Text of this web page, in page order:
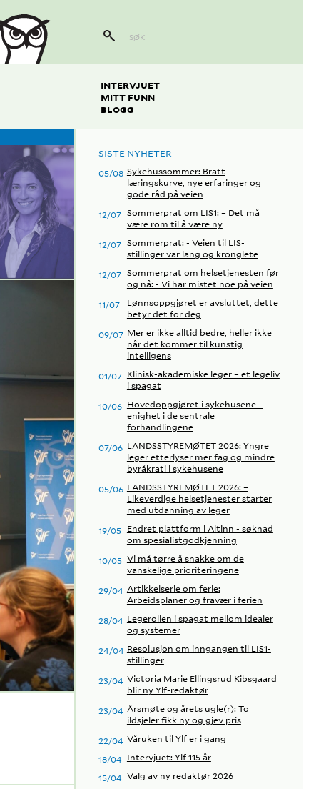
INTERVJUET
MITT FUNN
BLOGG
SISTE NYHETER
05/08 Sykehussommer: Bratt
læringskurve, nye erfaringer og
gode råd på veien
12/07 Sommerprat om LIS1: – Det må
være rom til å være ny
12/07 Sommerprat: - Veien til LIS-
stillinger var lang og kronglete
12/07 Sommerprat om helsetjenesten før
og nå: - Vi har mistet noe på veien
11/07
Lønnsoppgjøret er avsluttet, dette
betyr det for deg
09/07 Mer er ikke alltid bedre, heller ikke
når det kommer til kunstig
intelligens
01/07 Klinisk-akademiske leger – et legeliv
i spagat
10/06 Hovedoppgjøret i sykehusene –
enighet i de sentrale
forhandlingene
07/06 LANDSSTYREMØTET 2026: Yngre
leger etterlyser mer fag og mindre
byråkrati i sykehusene
05/06 LANDSSTYREMØTET 2026: –
Likeverdige helsetjenester starter
med utdanning av leger
19/05 Endret plattform i Altinn - søknad
om spesialistgodkjenning
10/05 Vi må tørre å snakke om de
vanskelige prioriteringene
29/04 Artikkelserie om ferie:
Arbeidsplaner og fravær i ferien
28/04 Legerollen i spagat mellom idealer
og systemer
24/04 Resolusjon om inngangen til LIS1-
stillinger
23/04 Victoria Marie Ellingsrud Kibsgaard
blir ny Ylf-redaktør
23/04 Årsmøte og årets ugle(r): To
ildsjeler fikk ny og gjev pris
22/04 Våruken til Ylf er i gang
18/04 Intervjuet: Ylf 115 år
15/04 Valg av ny redaktør 2026